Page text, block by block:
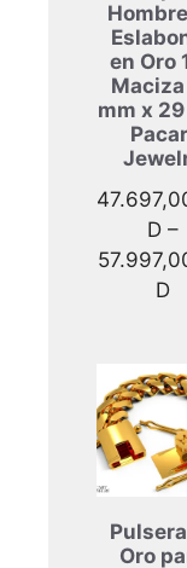
en Oro
mm x
D –
D
Oro